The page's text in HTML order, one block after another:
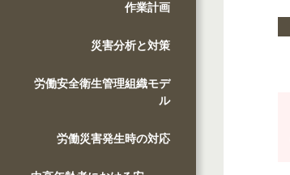
作業計画
災害分析と対策
労働安全衛生管理組織モデ
ル
労働災害発生時の対応